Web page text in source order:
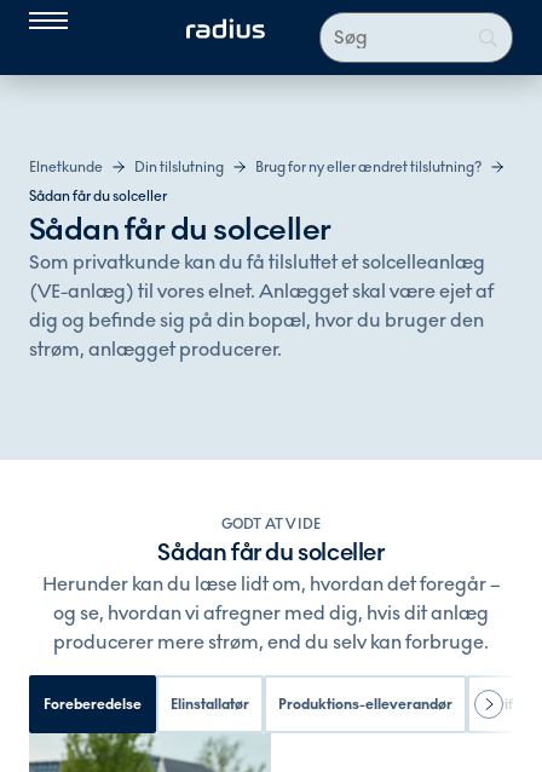
Elnetkunde Din tilslutning
Brug for ny eller ændret tilslutning?
Sådan får du solceller
Sådan får du solceller
Som privatkunde kan du få tilsluttet et solcelleanlæg
(VE-anlæg) til vores elnet. Anlægget skal være ejet af
dig og befinde sig på din bopæl, hvor du bruger den
strøm, anlægget producerer.
GODT AT VIDE
Sådan får du solceller
Herunder kan du læse lidt om, hvordan det foregår –
og se, hvordan vi afregner med dig, hvis dit anlæg
producerer mere strøm, end du selv kan forbruge.
Foreberedelse Elinstallatør Produktions-elleverandør I drift